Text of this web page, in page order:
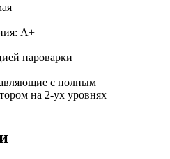
A+
пароварки
с полным
на 2-ух уровнях